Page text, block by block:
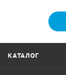
КАТАЛОГ